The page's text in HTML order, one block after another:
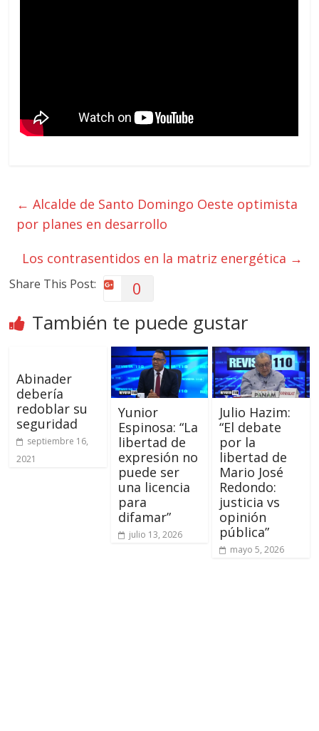
← Alcalde de Santo Domingo Oeste optimista
por planes en desarrollo
Los contrasentidos en la matriz energética →
Share This Post: 0
También te puede gustar
Abinader
debería
redoblar su
seguridad
septiembre 16,
2021
Yunior
Espinosa: “La
libertad de
expresión no
puede ser
una licencia
para
difamar”
julio 13, 2026
Julio Hazim:
“El debate
por la
libertad de
Mario José
Redondo:
justicia vs
opinión
pública”
mayo 5, 2026